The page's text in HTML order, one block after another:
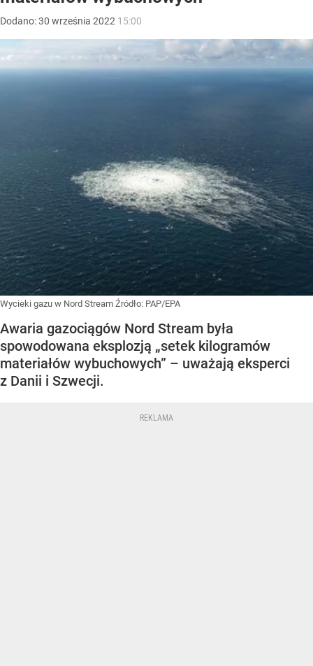
Dodano:30 września 2022 15:00
Wycieki gazu w Nord Stream Źródło: PAP/EPA
Awaria gazociągów Nord Stream była
spowodowana eksplozją „setek kilogramów
materiałów wybuchowych” – uważają eksperci
z Danii i Szwecji.